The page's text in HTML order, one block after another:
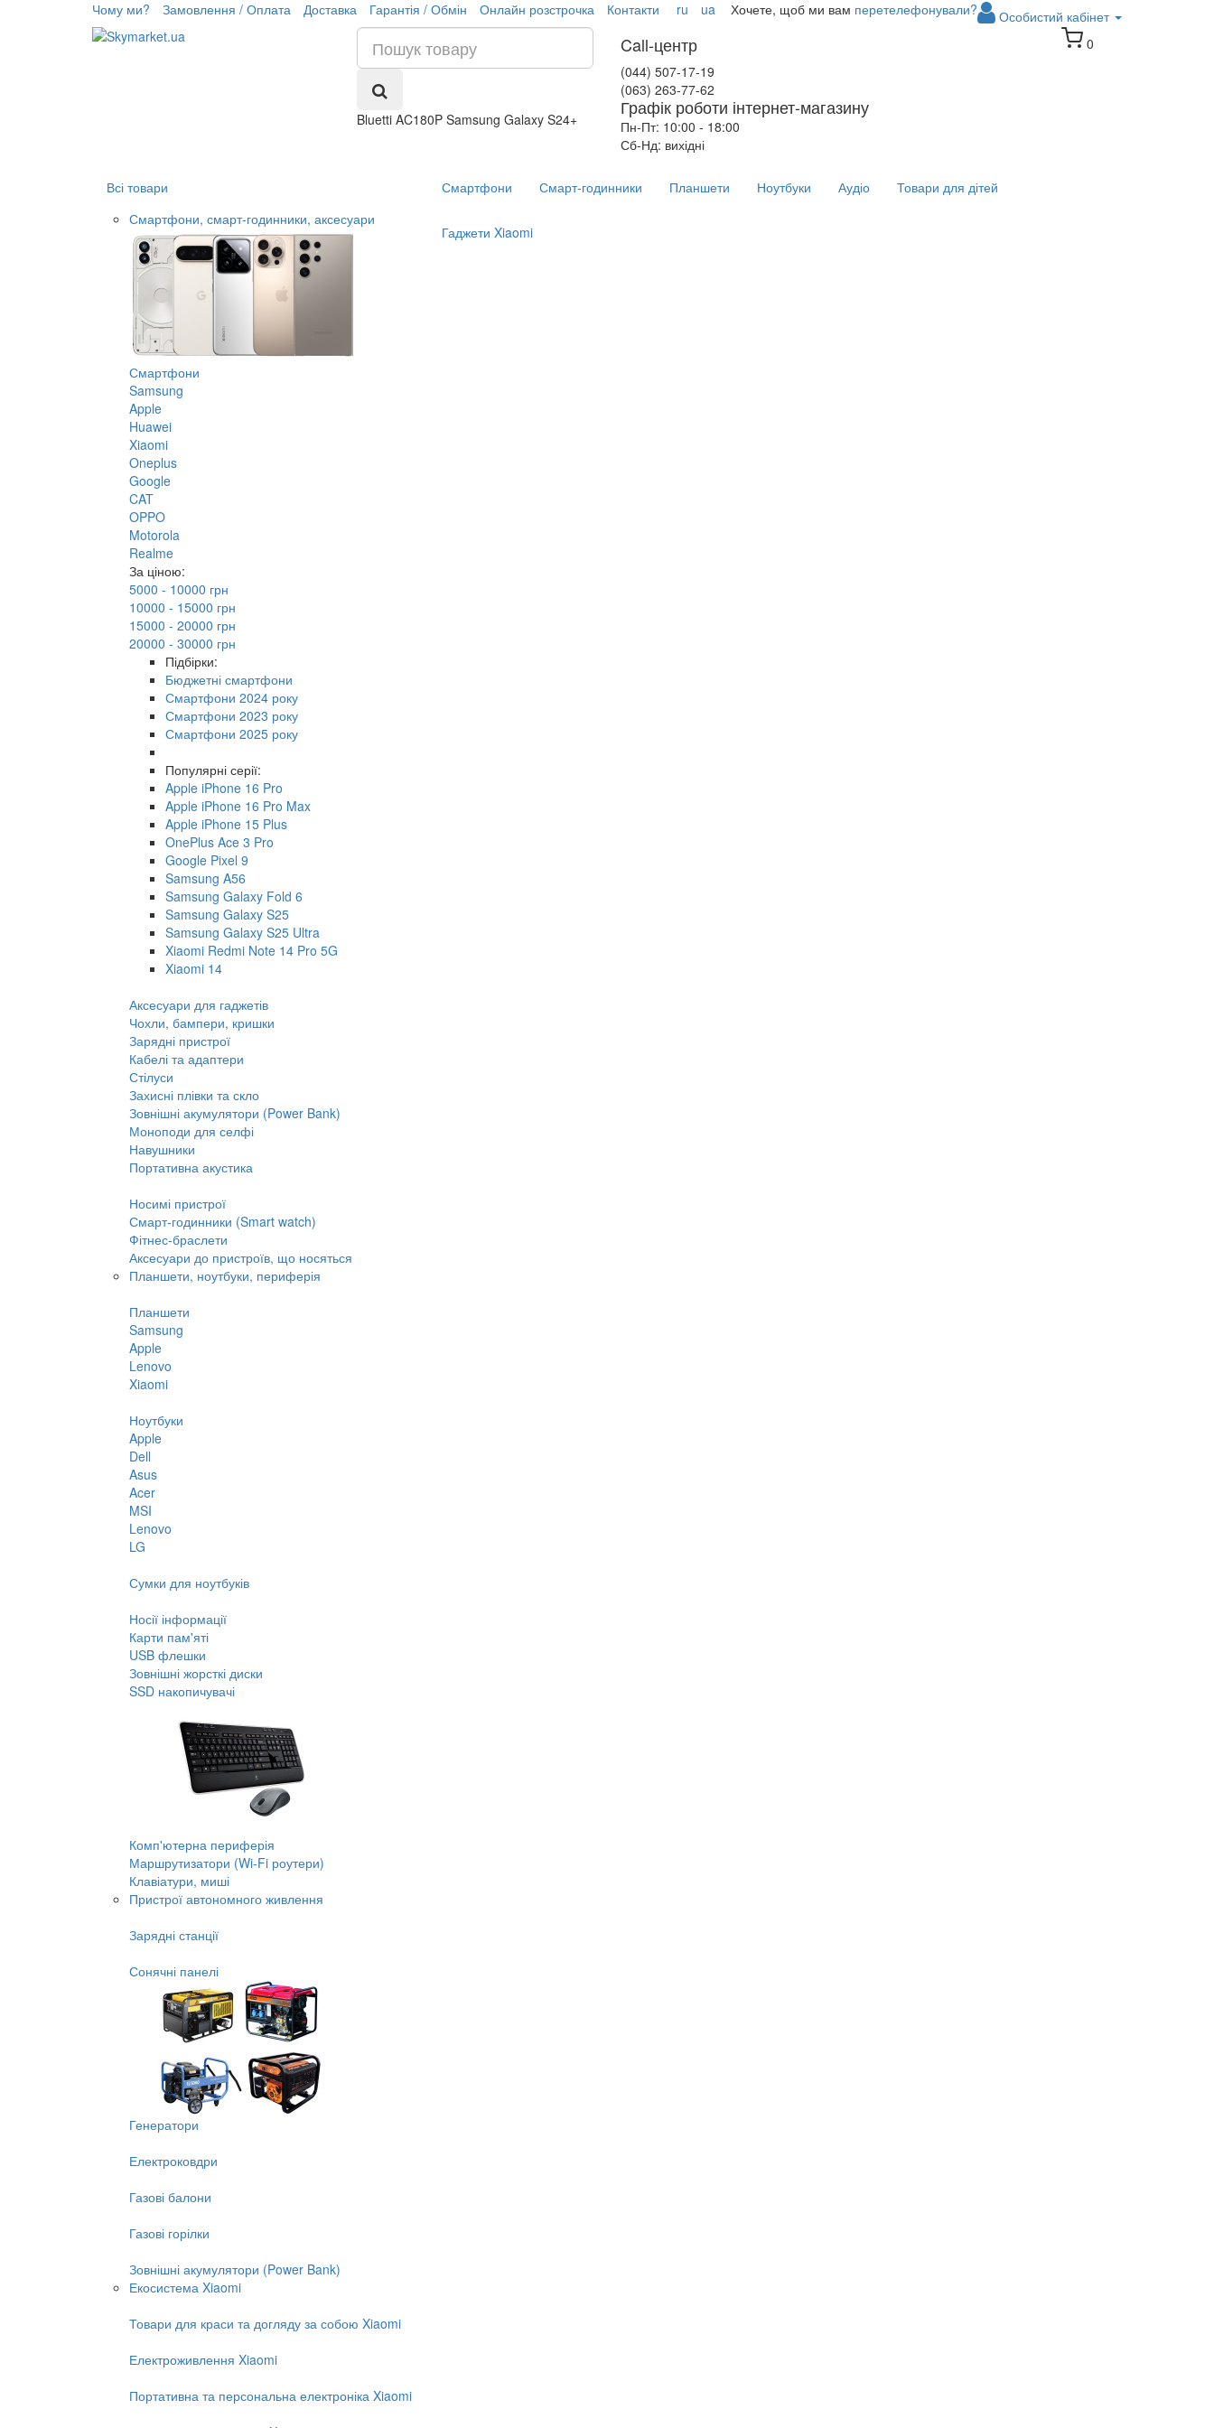
Чому ми? Замовлення / Оплата Доставка Гарантія / Обмін Онлайн розстрочка Контакти ru ua Особистий кабінет
Хочете, щоб ми вам перетелефонували?
Bluetti AC180P Samsung Galaxy S24+
Call-центр
(044) 507-17-19
(063) 263-77-62
Графік роботи інтернет-магазину
Пн-Пт: 10:00 - 18:00
Сб-Нд: вихідні
0
Всі товари
Смартфони, смарт-годинники, аксесуари
Смартфони
Samsung
Apple
Huawei
Xiaomi
Oneplus
Google
CAT
OPPO
Motorola
Realme
За ціною:
5000 - 10000 грн
10000 - 15000 грн
15000 - 20000 грн
20000 - 30000 грн
Підбірки:
Бюджетні смартфони
Смартфони 2024 року
Смартфони 2023 року
Смартфони 2025 року
Популярні серії:
Apple iPhone 16 Pro
Apple iPhone 16 Pro Max
Apple iPhone 15 Plus
OnePlus Ace 3 Pro
Google Pixel 9
Samsung A56
Samsung Galaxy Fold 6
Samsung Galaxy S25
Samsung Galaxy S25 Ultra
Xiaomi Redmi Note 14 Pro 5G
Xiaomi 14
Аксесуари для гаджетів
Чохли, бампери, кришки
Зарядні пристрої
Кабелі та адаптери
Стілуси
Захисні плівки та скло
Зовнішні акумулятори (Power Bank)
Моноподи для селфі
Навушники
Портативна акустика
Носимі пристрої
Смарт-годинники (Smart watch)
Фітнес-браслети
Аксесуари до пристроїв, що носяться
Планшети, ноутбуки, периферія
Планшети
Samsung
Apple
Lenovo
Xiaomi
Ноутбуки
Apple
Dell
Asus
Acer
MSI
Lenovo
LG
Сумки для ноутбуків
Носії інформації
Карти пам'яті
USB флешки
Зовнішні жорсткі диски
SSD накопичувачі
Комп'ютерна периферія
Маршрутизатори (Wi-Fi роутери)
Клавіатури, миші
Пристрої автономного живлення
Зарядні станції
Сонячні панелі
Генератори
Електроковдри
Газові балони
Газові горілки
Зовнішні акумулятори (Power Bank)
Екосистема Xiaomi
Товари для краси та догляду за собою Xiaomi
Електроживлення Xiaomi
Портативна та персональна електроніка Xiaomi
Смартфони Смарт-годинники Планшети Ноутбуки Аудіо Товари для дітей
Гаджети Xiaomi